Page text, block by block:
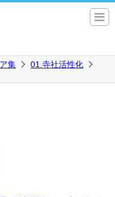
集
01.寺社活性化